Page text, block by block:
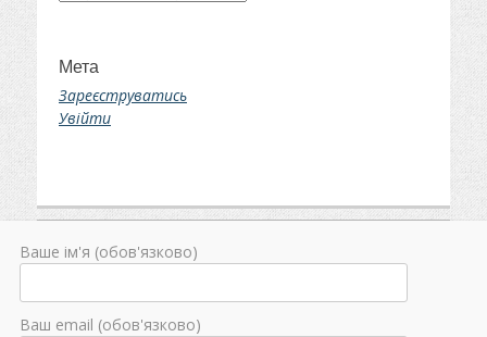
Мета
Зареєструватись
Увійти
Ваше ім'я (обов'язково)
Ваш email (обов'язково)